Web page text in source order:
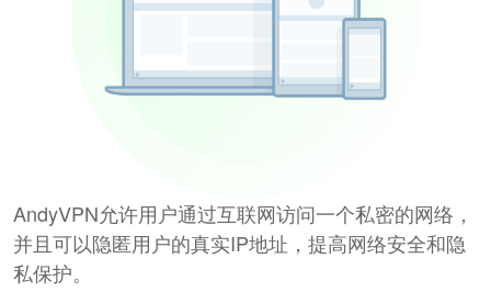
AndyVPN允许用户通过互联网访问一个私密的网络，
并且可以隐匿用户的真实IP地址，提高网络安全和隐
私保护。